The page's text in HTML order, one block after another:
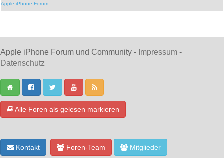
Apple iPhone Forum
Apple iPhone Forum und Community - Impressum -
Datenschutz
Alle Foren als gelesen markieren
Kontakt Foren-Team Mitglieder